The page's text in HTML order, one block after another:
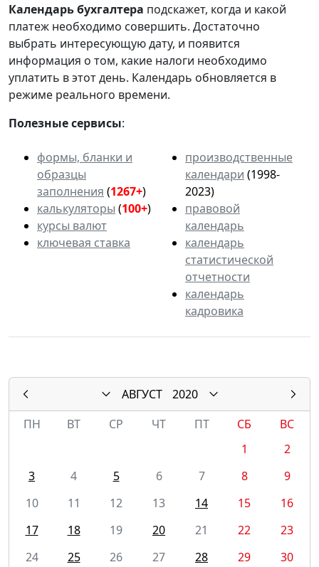
Календарьбухгалтера подскажет, когда и какой
платеж необходимо совершить. Достаточно
выбрать интересующую дату, и появится
информация о том, какие налоги необходимо
уплатить в этот день. Календарь обновляется в
режиме реального времени.
Полезные сервисы:
формы, бланки и
образцы
заполнения (1267+)
калькуляторы (100+)
курсы валют
ключевая ставка
производственные
календари (1998-
2023)
правовой
календарь
календарь
статистической
отчетности
календарь
кадровика
АВГУСТ
2020
ПН
ВТ СР ЧТ ПТ СБ
ВС
1
2
3
4 5 6 7 8
9
10
11 12 13 14 15
16
17
18 19 20 21 22
23
24
25 26 27 28 29
30